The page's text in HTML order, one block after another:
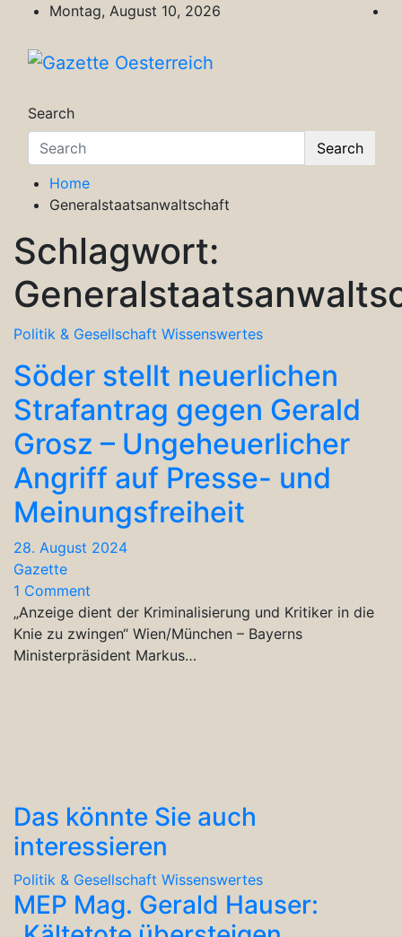
content
Montag, August 10, 2026
Search
Search
Home
Generalstaatsanwaltschaft
Schlagwort:
Politik & Gesellschaft Wissenswertes
Söder stellt neuerlichen
Strafantrag gegen Gerald
Grosz – Ungeheuerlicher
Angriff auf Presse- und
Meinungsfreiheit
28. August 2024
Gazette
1 Comment
„Anzeige dient der Kriminalisierung und Kritiker in die
Knie zu zwingen“ Wien/München – Bayerns
Ministerpräsident Markus…
Das könnte Sie auch
interessieren
Politik & Gesellschaft Wissenswertes
MEP Mag. Gerald Hauser: